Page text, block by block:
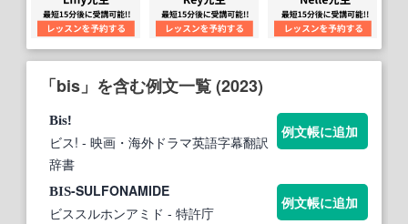
「bis」を含む例文一覧 (2023)
Bis!
ビス! - 映画・海外ドラマ英語字幕翻訳
辞書
例文帳に追加
BIS-SULFONAMIDE
ビススルホンアミド - 特許庁
例文帳に追加